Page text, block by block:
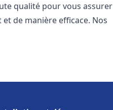
qualité pour vous assurer
de manière efficace. Nos